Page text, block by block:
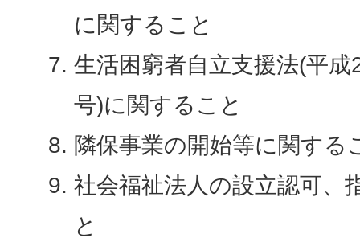
に関すること
生活困窮者自立支援法(平
号)に関すること
隣保事業の開始等に関する
社会福祉法人の設立認可、
と